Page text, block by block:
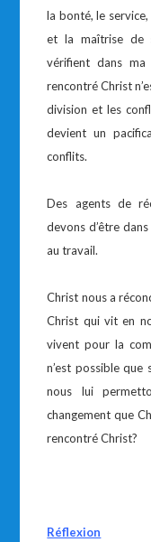
la bonté, le
et la maîtrise de
vérifient dans
rencontré Christ
division et les
devient un
conflits.
Des agents de
devons d’être
au travail.
Christ nous a
Christ qui vit en
vivent pour la
n’est possible
nous lui
changement que
rencontré Christ?
Réflexion